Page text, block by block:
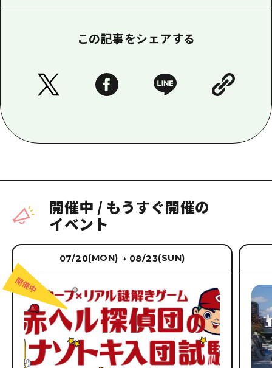
この記事をシェアする
開催中 / もうすぐ開催の
イベント
07/20(MON) → 08/23(SUN)